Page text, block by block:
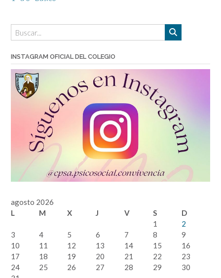
INSTAGRAM OFICIAL DEL COLEGIO
agosto 2026
L
M X J V S
D
1
2
3
4 5 6 7 8
9
10
11 12 13 14 15
16
17
18 19 20 21 22
23
24
25 26 27 28 29
30